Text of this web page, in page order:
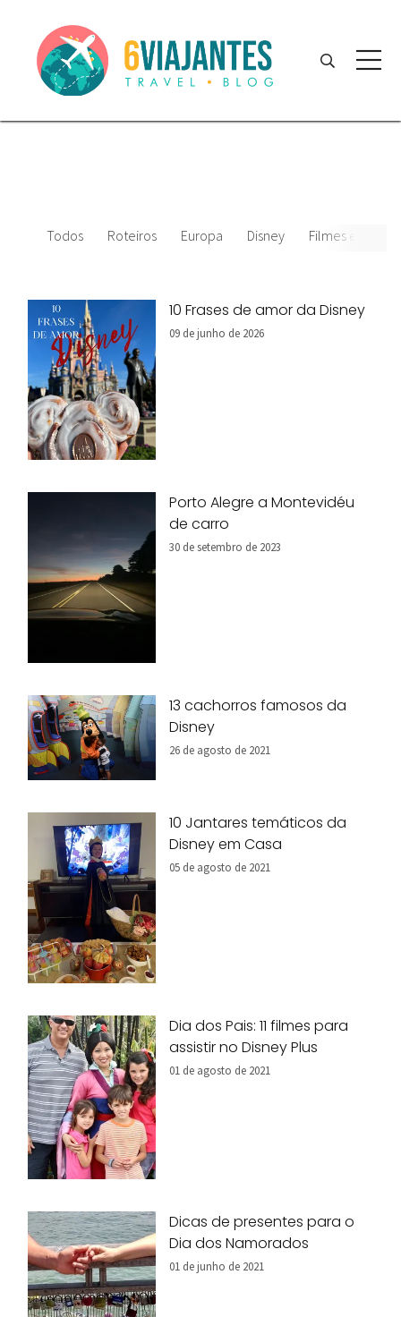
Todos Roteiros Europa Disney Filmes e
10 Frases de amor da Disney
09 de junho de 2026
Porto Alegre a Montevidéu
de carro
30 de setembro de 2023
13 cachorros famosos da
Disney
26 de agosto de 2021
10 Jantares temáticos da
Disney em Casa
05 de agosto de 2021
Dia dos Pais: 11 filmes para
assistir no Disney Plus
01 de agosto de 2021
Dicas de presentes para o
Dia dos Namorados
01 de junho de 2021